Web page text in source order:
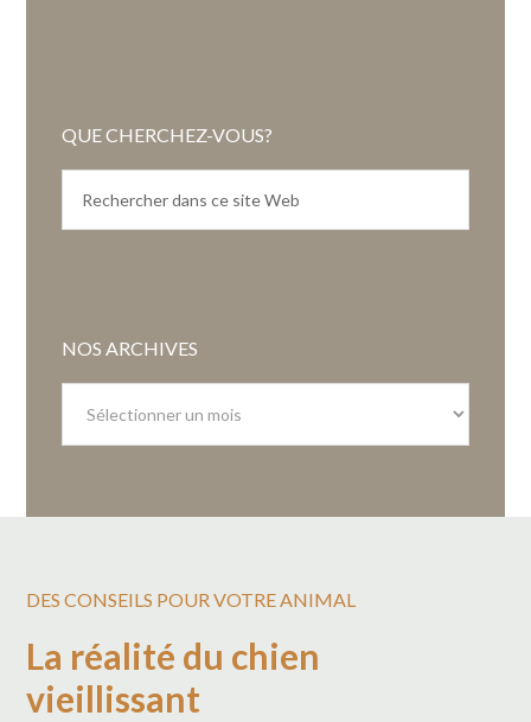
QUE CHERCHEZ-VOUS?
NOS ARCHIVES
archives
DES CONSEILS POUR VOTRE ANIMAL
La réalité du chien
vieillissant